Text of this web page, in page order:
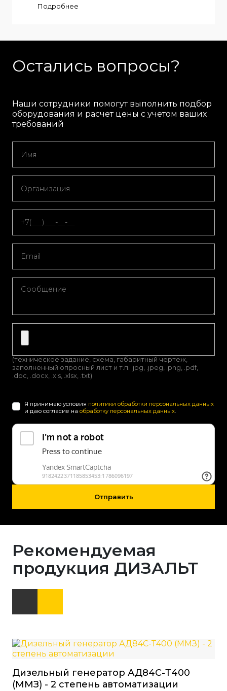
Подробнее
Остались вопросы?
Наши сотрудники помогут выполнить подбор
оборудования и расчет цены с учетом ваших
требований
(техническое задание, схема, габаритный чертеж,
заполненный опросный лист и т.п. .jpg, .jpeg, .png, .pdf,
.doc, .docx, .xls, .xlsx, .txt)
Я принимаю условия политики обработки персональных данных
и даю согласие на обработку персональных данных.
Отправить
Рекомендуемая
продукция ДИЗАЛЬТ
Дизельный генератор АД84С-Т400
(ММЗ) - 2 степень автоматизации